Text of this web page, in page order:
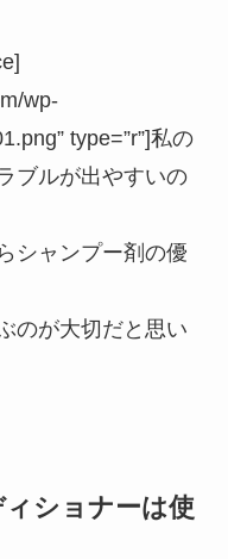
wp-
type=”r”]私の
ブルが出やすいの
シャンプー剤の優
のが大切だと思い
ショナーは使